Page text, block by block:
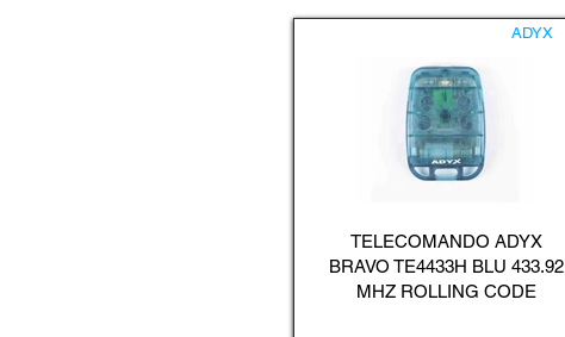
ADYX
TELECOMANDO ADYX
BRAVO TE4433H BLU 433.92
MHZ ROLLING CODE